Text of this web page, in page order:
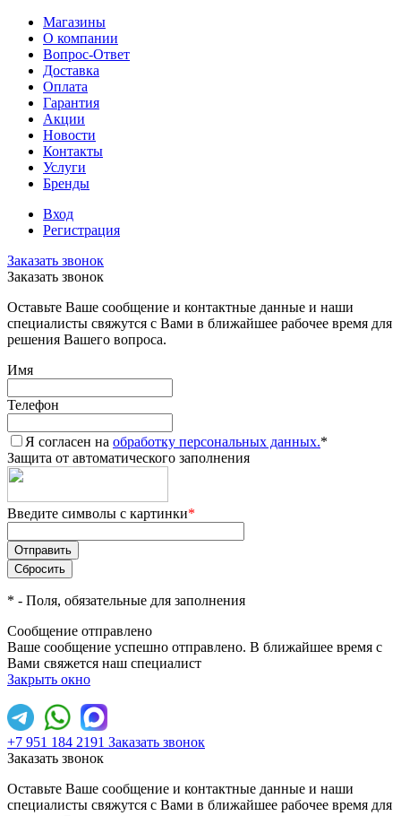
Магазины
О компании
Вопрос-Ответ
Доставка
Оплата
Гарантия
Акции
Новости
Контакты
Услуги
Бренды
Вход
Регистрация
Заказать звонок
Заказать звонок
Оставьте Ваше сообщение и контактные данные и наши
специалисты свяжутся с Вами в ближайшее рабочее время для
решения Вашего вопроса.
Имя
Телефон
Я согласен на обработку персональных данных.*
Защита от автоматического заполнения
Введите символы с картинки*
* - Поля, обязательные для заполнения
Сообщение отправлено
Ваше сообщение успешно отправлено. В ближайшее время с
Вами свяжется наш специалист
Закрыть окно
+7 951 184 2191 Заказать звонок
Заказать звонок
Оставьте Ваше сообщение и контактные данные и наши
специалисты свяжутся с Вами в ближайшее рабочее время для